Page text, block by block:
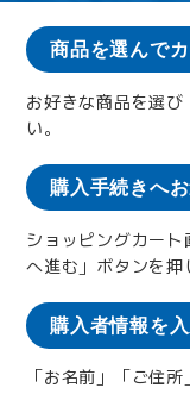
商品を選んで
お好きな商品を選
い。
購入手続きへ
ショッピングカー
へ進む」ボタンを押
購入者情報を
「お名前」「ご住